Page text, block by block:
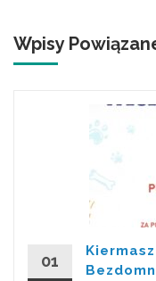
Wpisy
01